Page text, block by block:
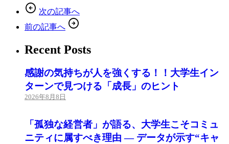
arrow_circle_left 次の記事へ
前の記事へ arrow_circle_right
Recent Posts
感謝の気持ちが人を強くする！！大学生イン
ターンで見つける「成長」のヒント
2026年8月8日
「孤独な経営者」が語る、大学生こそコミュ
ニティに属すべき理由 ― データが示す“キャ